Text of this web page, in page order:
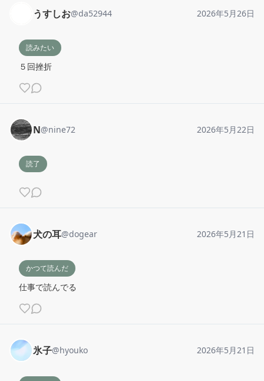
うすしお@da52944 2026年5月26日
読みたい
５回挫折
N@nine72 2026年5月22日
読了
犬の耳@dogear 2026年5月21日
かつて読んだ
仕事で読んでる
氷子@hyouko 2026年5月21日